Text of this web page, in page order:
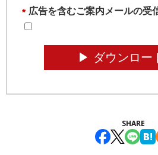
* 広告を含むご案内メールの受
▶︎ ダウンロー
SHARE